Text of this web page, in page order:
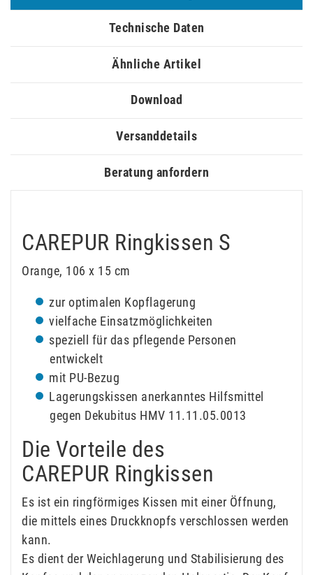
Technische Daten
Ähnliche Artikel
Download
Versanddetails
Beratung anfordern
CAREPUR Ringkissen S
Orange, 106 x 15 cm
zur optimalen Kopflagerung
vielfache Einsatzmöglichkeiten
speziell für das pflegende Personen
entwickelt
mit PU-Bezug
Lagerungskissen anerkanntes Hilfsmittel
gegen Dekubitus HMV 11.11.05.0013
Die Vorteile des
CAREPUR Ringkissen
Es ist ein ringförmiges Kissen mit einer Öffnung,
die mittels eines Druckknopfs verschlossen werden
kann.
Es dient der Weichlagerung und Stabilisierung des